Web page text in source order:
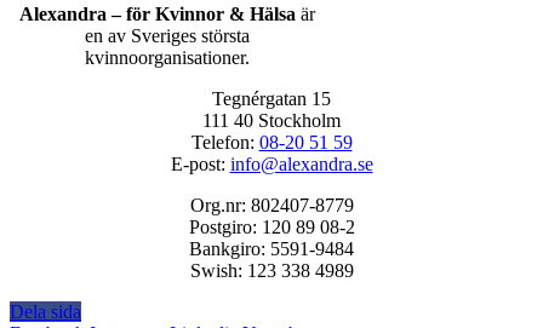
Alexandra – för Kvinnor & Hälsa är
en av Sveriges största
kvinnoorganisationer.
Tegnérgatan 15
111 40 Stockholm
Telefon: 08-20 51 59
E-post: info@alexandra.se
Org.nr: 802407-8779
Postgiro: 120 89 08-2
Bankgiro: 5591-9484
Swish: 123 338 4989
Dela sida